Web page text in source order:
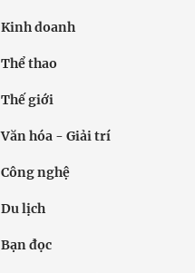
Kinh doanh
Thể thao
Thế giới
Văn hóa - Giải trí
Công nghệ
Du lịch
Bạn đọc